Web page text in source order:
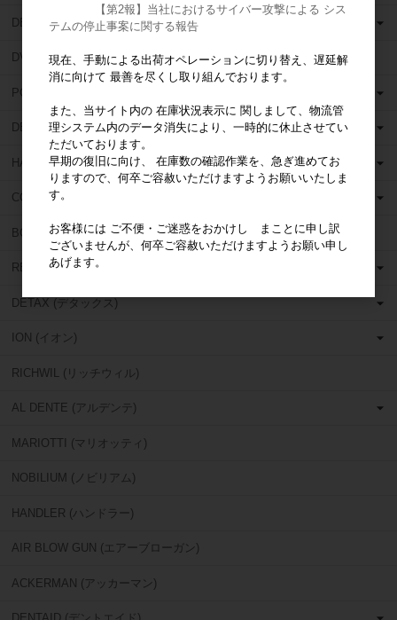
DEDECO (デデコ)
DVA (ディーヴイエー)
POLIRAPID (ポリラピッド)
DENTSPLY (デンツプライ)
HANEL (ハネル)
COLTENE WHALEDENT (コルテンウェルデント)
BOSWORTH (ボスワース)
RELIANCE (リライアンス)
DETAX (デタックス)
ION (イオン)
RICHWIL (リッチウィル)
AL DENTE (アルデンテ)
MARIOTTI (マリオッティ)
NOBILIUM (ノビリアム)
HANDLER (ハンドラー)
AIR BLOW GUN (エアーブローガン)
ACKERMAN (アッカーマン)
【第2報】当社におけるサイバー攻撃による シス
テムの停止事案に関する報告
現在、手動による出荷オペレーションに切り替え、遅延解
消に向けて 最善を尽くし取り組んでおります。
また、当サイト内の 在庫状況表示に 関しまして、物流管
理システム内のデータ消失により、一時的に休止させてい
ただいております。
早期の復旧に向け、 在庫数の確認作業を、急ぎ進めてお
りますので、何卒ご容赦いただけますようお願いいたしま
す。
お客様には ご不便・ご迷惑をおかけし まことに申し訳
ございませんが、何卒ご容赦いただけますようお願い申し
あげます。